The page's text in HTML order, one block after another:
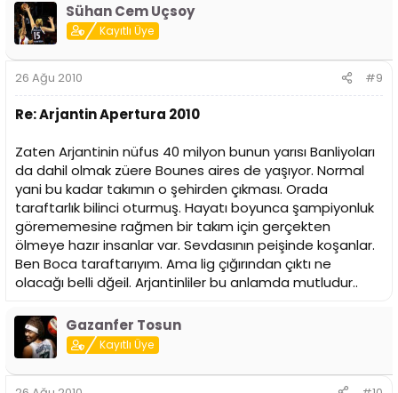
Sühan Cem Uçsoy
Kayıtlı Üye
26 Ağu 2010 #9
Re: Arjantin Apertura 2010
Zaten Arjantinin nüfus 40 milyon bunun yarısı Banliyoları
da dahil olmak züere Bounes aires de yaşıyor. Normal
yani bu kadar takımın o şehirden çıkması. Orada
taraftarlık bilinci oturmuş. Hayatı boyunca şampiyonluk
görememesine rağmen bir takım için gerçekten
ölmeye hazır insanlar var. Sevdasının peişinde koşanlar.
Ben Boca taraftarıyım. Ama lig çığırından çıktı ne
olacağı belli dğeil. Arjantinliler bu anlamda mutludur..
Gazanfer Tosun
Kayıtlı Üye